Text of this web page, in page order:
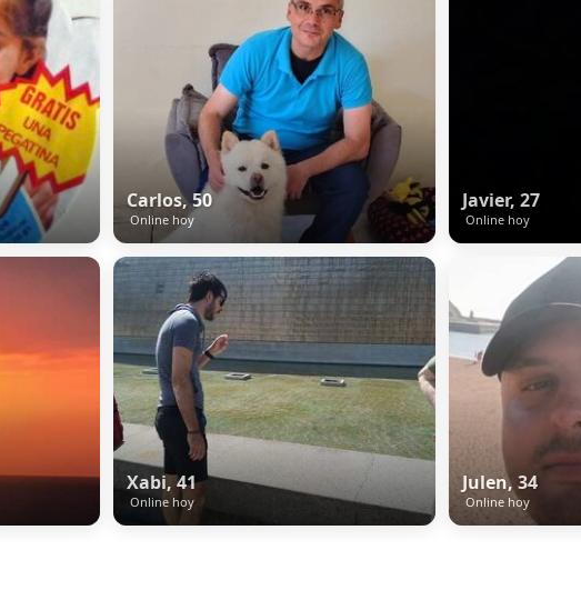
Carlos, 50
Online hoy
Javier, 27
Online hoy
Xabi, 41
Online hoy
Julen, 34
Online hoy